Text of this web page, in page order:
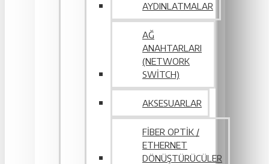
AYDINLATMALAR
AĞ
ANAHTARLARI
(NETWORK
SWITCH)
AKSESUARLAR
FIBER OPTIK /
ETHERNET
DÖNÜŞTÜRÜCÜLER